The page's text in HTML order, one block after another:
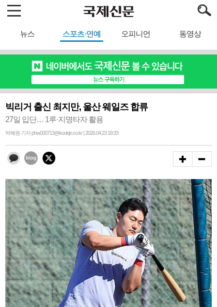
뉴스 스포츠·연예 오피니언 동영상
빅리거 출신 최지만, 울산 웨일즈 합류
27일 입단… 1루·지명타자 활용
박혜원 기자 phw000713@kookje.co.kr | 2026.04.23 19:33